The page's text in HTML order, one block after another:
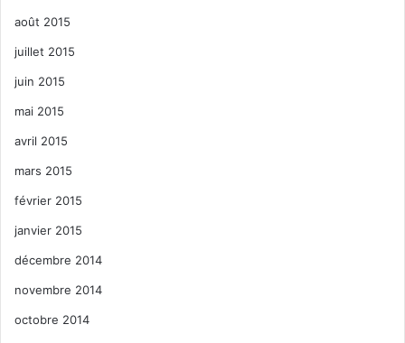
août 2015
juillet 2015
juin 2015
mai 2015
avril 2015
mars 2015
février 2015
janvier 2015
décembre 2014
novembre 2014
octobre 2014